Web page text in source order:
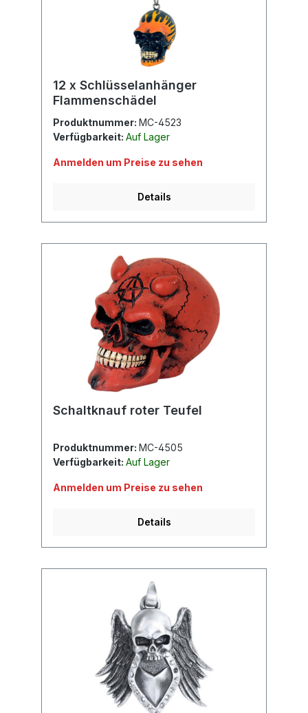
12 x Schlüsselanhänger
Flammenschädel
Produktnummer: MC-4523
Verfügbarkeit: Auf Lager
Anmelden um Preise zu sehen
Details
Schaltknauf roter Teufel
Produktnummer: MC-4505
Verfügbarkeit: Auf Lager
Anmelden um Preise zu sehen
Details